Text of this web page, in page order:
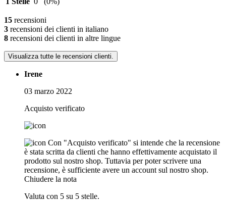
15 recensioni
3 recensioni dei clienti in italiano
8 recensioni dei clienti in altre lingue
Visualizza tutte le recensioni clienti.
Irene
03 marzo 2022
Acquisto verificato
Con "Acquisto verificato" si intende che la recensione
è stata scritta da clienti che hanno effettivamente acquistato il
prodotto sul nostro shop. Tuttavia per poter scrivere una
recensione, è sufficiente avere un account sul nostro shop.
Chiudere la nota
Valuta con 5 su 5 stelle.